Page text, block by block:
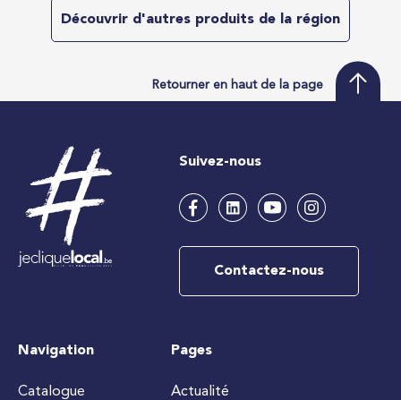
Découvrir d'autres produits de la région
Retourner en haut de la page
Suivez-nous
Contactez-nous
Navigation
Catalogue
Pages
Actualité